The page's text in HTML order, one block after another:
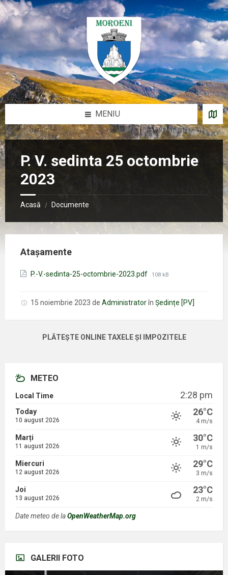
Sari
la
conținut
Salt
la
bara
laterală
stângă
Salt
la
bara
laterală
dreaptă
Salt
la
subsol
MENIU
P. V. sedinta 25 octombrie
2023
Acasă / Documente
Atașamente
P.-V.-sedinta-25-octombrie-2023.pdf Mărimea
108 kB
15 noiembrie 2023 de Administratorîn Ședințe [PV]
PLĂTEȘTE ONLINE TAXELE ȘI IMPOZITELE
METEO
Local Time 2:28 pm
Today
10 august 2026
26°C
4 m/s
Marți
11 august 2026
30°C
1 m/s
Miercuri
12 august 2026
29°C
3 m/s
Joi
13 august 2026
23°C
2 m/s
Date meteo de laOpenWeatherMap.org
GALERII FOTO